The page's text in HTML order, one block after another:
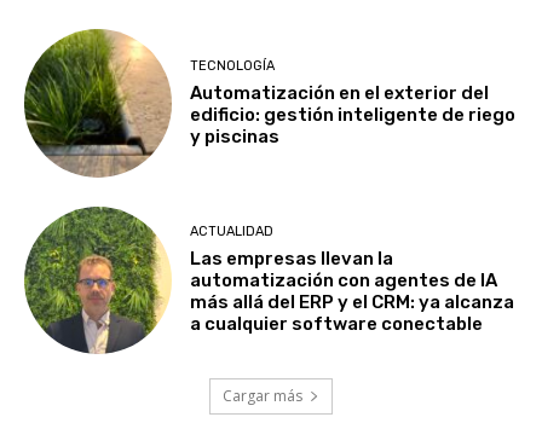
TECNOLOGÍA
Automatización en el exterior del
edificio: gestión inteligente de riego
y piscinas
ACTUALIDAD
Las empresas llevan la
automatización con agentes de IA
más allá del ERP y el CRM: ya alcanza
a cualquier software conectable
Cargar más